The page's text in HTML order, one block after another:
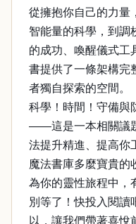
從擁抱你自己的力量
智能量的科學，到調
的成功、喚醒儀式工
書提供了一條架構完
者獨自探索的空間。
科學！時間！守備與
——這是一本相關議
法提升精進、提高你
魔法書庫多麼寶貴的
為你的靈性旅程中，
別等了！快投入閱讀
以，讓我們帶著喜悅